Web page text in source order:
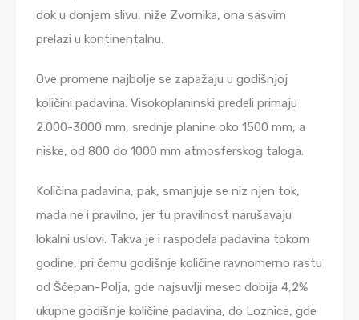
dok u donjem slivu, niže Zvornika, ona sasvim
prelazi u kontinentalnu.
Ove promene najbolje se zapažaju u godišnjoj
količini padavina. Visokoplaninski predeli primaju
2.000-3000 mm, srednje planine oko 1500 mm, a
niske, od 800 do 1000 mm atmosferskog taloga.
Količina padavina, pak, smanjuje se niz njen tok,
mada ne i pravilno, jer tu pravilnost narušavaju
lokalni uslovi. Takva je i raspodela padavina tokom
godine, pri čemu godišnje količine ravnomerno rastu
od Šćepan-Polja, gde najsuvlji mesec dobija 4,2%
ukupne godišnje količine padavina, do Loznice, gde